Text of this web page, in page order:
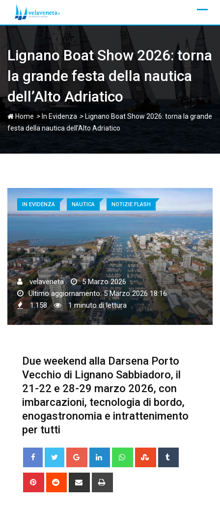
content
Lignano Boat Show 2026: torna
la grande festa della nautica
dell’Alto Adriatico
Home > In Evidenza > Lignano Boat Show 2026: torna la grande
festa della nautica dell’Alto Adriatico
IN EVIDENZA NAUTICA NOTIZIE FLASH
velaveneta
5 Marzo 2026
Ultimo aggiornamento: 5 Marzo 2026 18:16
1.158
1 minuto di lettura
Due weekend alla Darsena Porto
Vecchio di Lignano Sabbiadoro, il
21-22 e 28-29 marzo 2026, con
imbarcazioni, tecnologia di bordo,
enogastronomia e intrattenimento
per tutti
Google+ LinkedIn WhatsappStumbleUpon
Pinterest Reddit
Share